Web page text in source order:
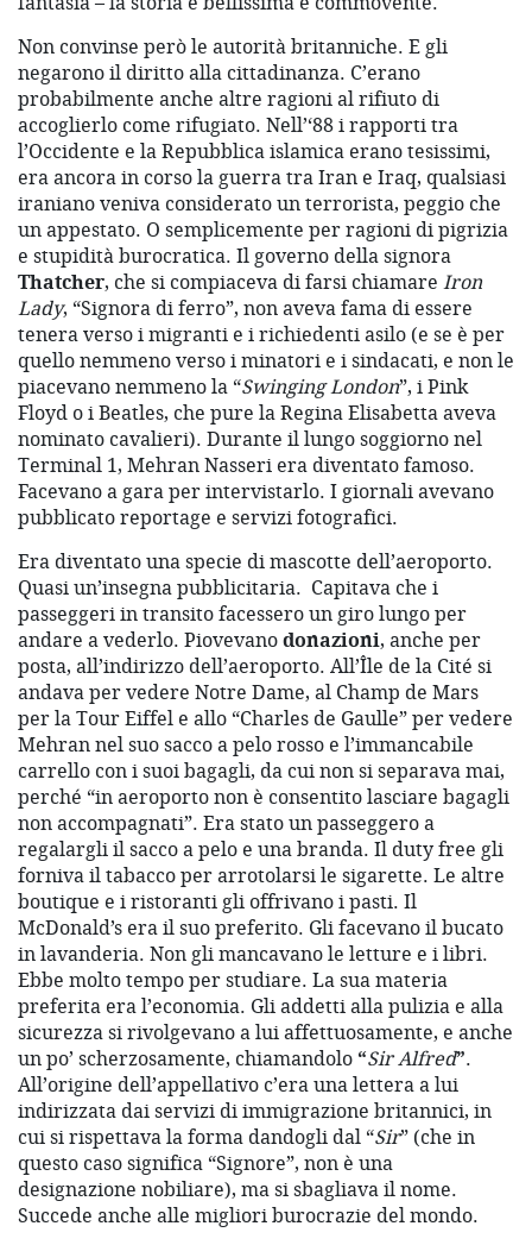
Non convinse però le autorità britanniche. E gli
negarono il diritto alla cittadinanza. C’erano
probabilmente anche altre ragioni al rifiuto di
accoglierlo come rifugiato. Nell’‘88 i rapporti tra
l’Occidente e la Repubblica islamica erano tesissimi,
era ancora in corso la guerra tra Iran e Iraq, qualsiasi
iraniano veniva considerato un terrorista, peggio che
un appestato. O semplicemente per ragioni di pigrizia
e stupidità burocratica. Il governo della signora
Thatcher, che si compiaceva di farsi chiamare Iron
Lady, “Signora di ferro”, non aveva fama di essere
tenera verso i migranti e i richiedenti asilo (e se è per
quello nemmeno verso i minatori e i sindacati, e non le
piacevano nemmeno la “Swinging London”, i Pink
Floyd o i Beatles, che pure la Regina Elisabetta aveva
nominato cavalieri). Durante il lungo soggiorno nel
Terminal 1, Mehran Nasseri era diventato famoso.
Facevano a gara per intervistarlo. I giornali avevano
pubblicato reportage e servizi fotografici.
Era diventato una specie di mascotte dell’aeroporto.
Quasi un’insegna pubblicitaria. Capitava che i
passeggeri in transito facessero un giro lungo per
andare a vederlo. Piovevanodonazioni, anche per
posta, all’indirizzo dell’aeroporto. All’Île de la Cité si
andava per vedere Notre Dame, al Champ de Mars
per la Tour Eiffel e allo “Charles de Gaulle” per vedere
Mehran nel suo sacco a pelo rosso e l’immancabile
carrello con i suoi bagagli, da cui non si separava mai,
perché “in aeroporto non è consentito lasciare bagagli
non accompagnati”. Era stato un passeggero a
regalargli il sacco a pelo e una branda. Il duty free gli
forniva il tabacco per arrotolarsi le sigarette. Le altre
boutique e i ristoranti gli offrivano i pasti. Il
McDonald’s era il suo preferito. Gli facevano il bucato
in lavanderia. Non gli mancavano le letture e i libri.
Ebbe molto tempo per studiare. La sua materia
preferita era l’economia. Gli addetti alla pulizia e alla
sicurezza si rivolgevano a lui affettuosamente, e anche
un po’ scherzosamente, chiamandolo “Sir Alfred”.
All’origine dell’appellativo c’era una lettera a lui
indirizzata dai servizi di immigrazione britannici, in
cui si rispettava la forma dandogli dal “Sir” (che in
questo caso significa “Signore”, non è una
designazione nobiliare), ma si sbagliava il nome.
Succede anche alle migliori burocrazie del mondo.